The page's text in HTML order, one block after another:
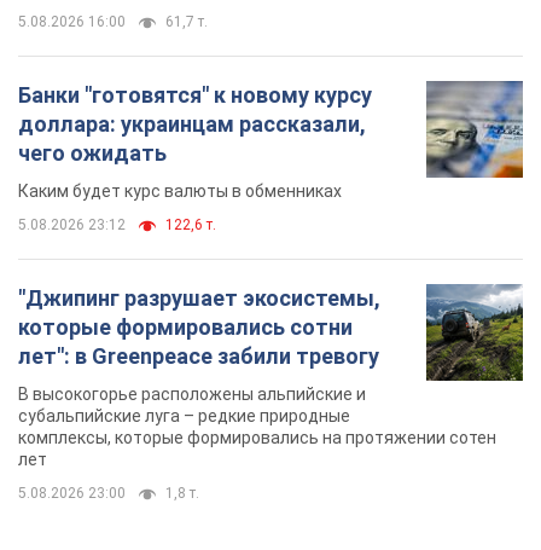
5.08.2026 16:00 61,7 т.
Банки "готовятся" к новому курсу
доллара: украинцам рассказали,
чего ожидать
Каким будет курс валюты в обменниках
5.08.2026 23:12 122,6 т.
"Джипинг разрушает экосистемы,
которые формировались сотни
лет": в Greenpeace забили тревогу
В высокогорье расположены альпийские и
субальпийские луга – редкие природные
комплексы, которые формировались на протяжении сотен
лет
5.08.2026 23:00 1,8 т.